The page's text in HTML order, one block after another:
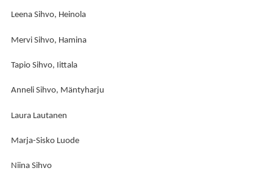
Leena Sihvo, Heinola
Mervi Sihvo, Hamina
Tapio Sihvo, Iittala
Anneli Sihvo, Mäntyharju
Laura Lautanen
Marja-Sisko Luode
Niina Sihvo